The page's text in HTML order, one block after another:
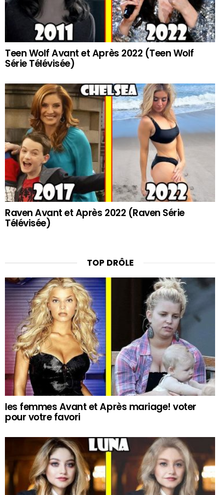
Teen Wolf Avant et Après 2022 (Teen Wolf
Série Télévisée)
Raven Avant et Après 2022 (Raven Série
Télévisée)
TOP DRÔLE
les femmes Avant et Après mariage! voter
pour votre favori